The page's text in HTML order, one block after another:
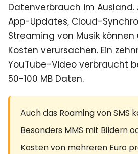
Datenverbrauch im
App-Updates, Cloud-
Streaming von Musik
Kosten verursachen. Ein
YouTube-Video verbraucht
50-100 MB Daten.
Auch das Roaming von SMS
Besonders MMS mit Bildern
Kosten von mehreren Euro